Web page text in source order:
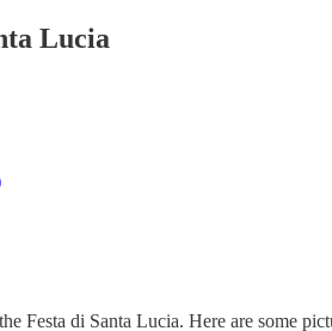
Lucia
Festa di Santa Lucia. Here are some